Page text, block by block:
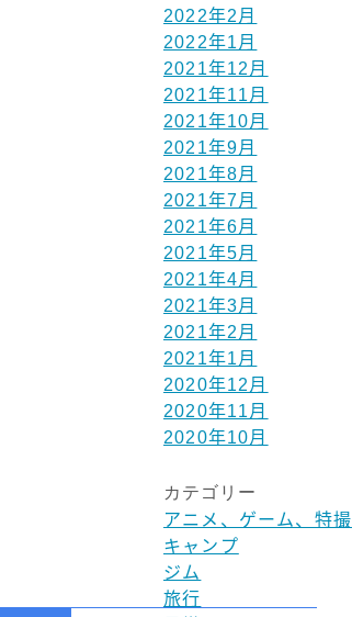
2022年2月
2022年1月
2021年12月
2021年11月
2021年10月
2021年9月
2021年8月
2021年7月
2021年6月
2021年5月
2021年4月
2021年3月
2021年2月
2021年1月
2020年12月
2020年11月
2020年10月
カテゴリー
アニメ、ゲーム、特撮
キャンプ
ジム
旅行